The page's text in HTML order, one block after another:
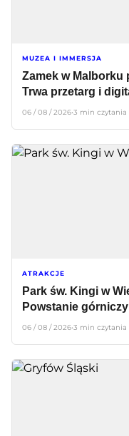
MUZEA I IMMERSJA
Zamek w Malborku
Trwa przetarg i
06 / 08 / 2026•3 min czytania
ATRAKCJE
Park św. Kingi w
Powstanie
06 / 08 / 2026•3 min czytania